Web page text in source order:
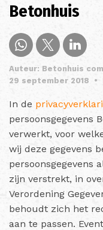
Betonhuis
Auteur: Betonhuis
29 september 2018
•
In de
persoonsgegevens
verwerkt, voor
wij deze gegevens
persoonsgegevens
zijn verstrekt, in
Verordening
behoudt zich het
aan te passen.